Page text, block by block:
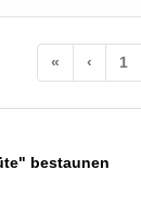
« ‹ 1
bestaunen